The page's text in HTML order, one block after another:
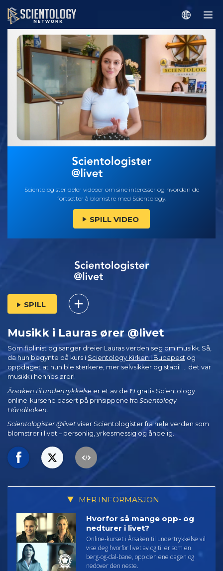
Scientologister deler videoer om sine interesser og hvordan de
fortsetter å blomstre med Scientology.
SPILL VIDEO
SPILL
Musikk i Lauras ører @livet
Som fiolinist og sanger dreier Lauras verden seg om musikk. Så,
da hun begynte på kurs i Scientology Kirken i Budapest og
oppdaget at hun ble sterkere, mer selvsikker og stabil ... det var
musikk i hennes ører!
Årsaken til undertrykkelse er et av de 19 gratis Scientology
online-kursene basert på prinsippene fra Scientology
Håndboken
Scientologister @livet viser Scientologister fra hele verden som
blomstrer i livet – personlig, yrkesmessig og åndelig.
MER INFORMASJON
Hvorfor så mange opp- og
nedturer i livet?
Online-kurset i Årsaken til undertrykkelse vil
vise deg hvorfor livet av og til er som en
berg-og-dal-bane, opp den ene dagen og
nedover den neste.